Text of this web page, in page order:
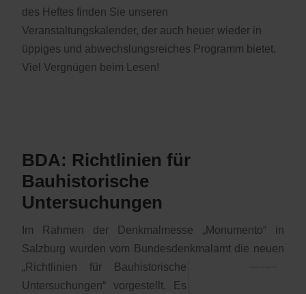
des Heftes finden Sie unseren
Veranstaltungskalender, der auch heuer wieder in
üppiges und abwechslungsreiches Programm bietet.
Viel Vergnügen beim Lesen!
BDA: Richtlinien für
Bauhistorische
Untersuchungen
Im Rahmen der Denkmalmesse „Monumento“ in
Salzburg wurden vom Bundesdenkmalamt die neuen
„Richtlinien für Bauhistorische
Untersuchungen“ vorgestellt. Es